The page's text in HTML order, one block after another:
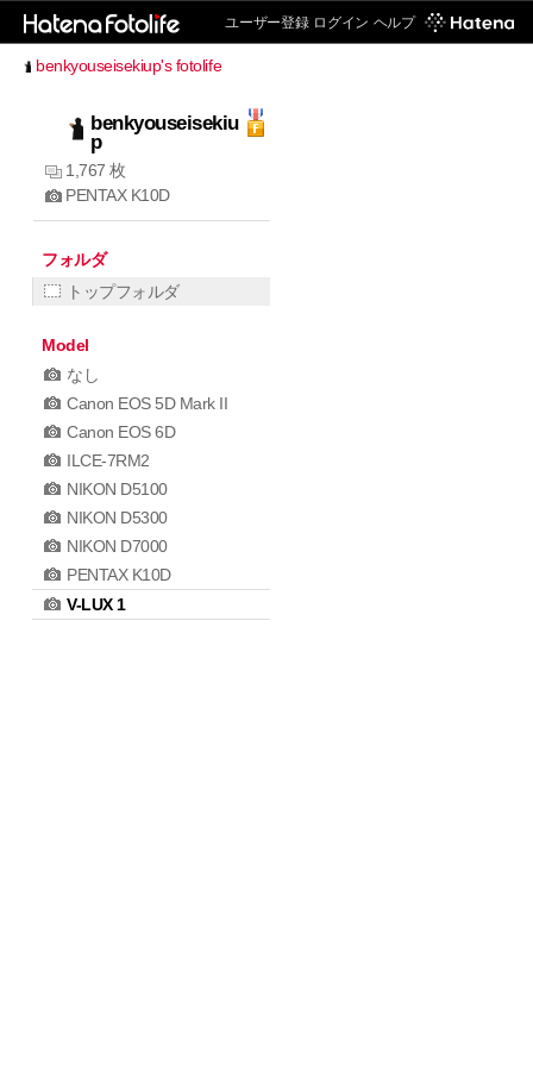
ユーザー登録 ログイン ヘルプ
benkyouseisekiup's fotolife
benkyouseisekiu
p
1,767 枚
PENTAX K10D
フォルダ
トップフォルダ
Model
なし
Canon EOS 5D Mark II
Canon EOS 6D
ILCE-7RM2
NIKON D5100
NIKON D5300
NIKON D7000
PENTAX K10D
V-LUX 1